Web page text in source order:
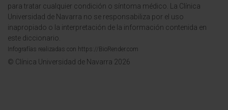
para tratar cualquier condición o síntoma médico. La Clínica
Universidad de Navarra no se responsabiliza por el uso
inapropiado o la interpretación de la información contenida en
este diccionario.
Infografías realizadas con https://BioRender.com
© Clínica Universidad de Navarra 2026